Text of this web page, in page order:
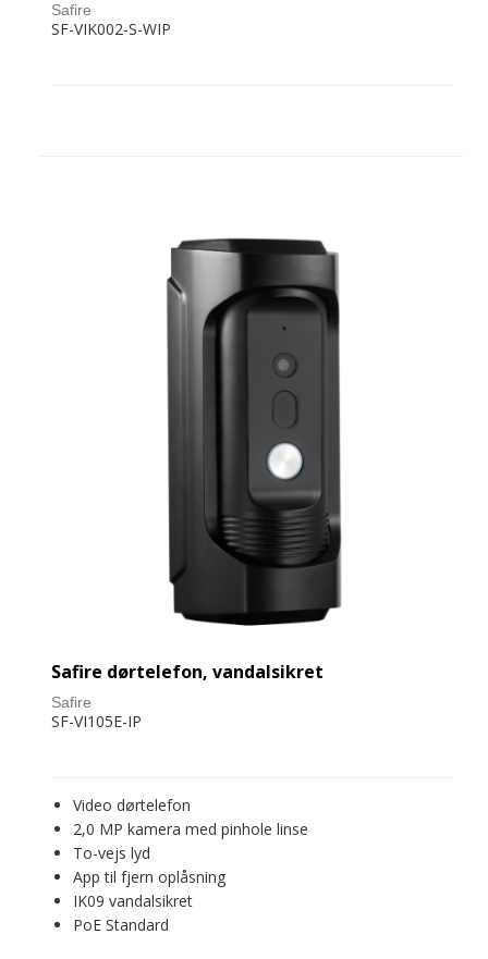
Safire
SF-VIK002-S-WIP
Safire dørtelefon, vandalsikret
Safire
SF-VI105E-IP
Video dørtelefon
2,0 MP kamera med pinhole linse
To-vejs lyd
App til fjern oplåsning
IK09 vandalsikret
PoE Standard